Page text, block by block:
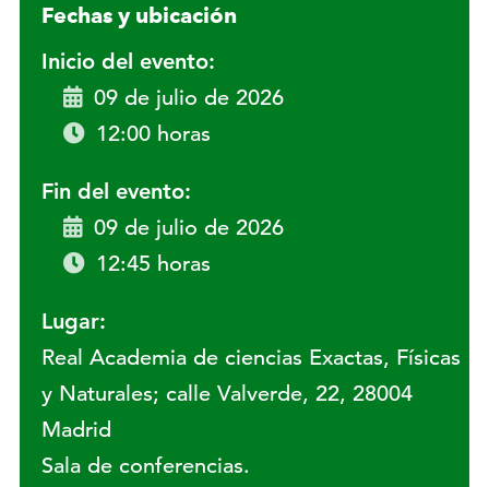
Fechas y ubicación
Inicio del evento:
09 de julio de 2026
12:00 horas
Fin del evento:
09 de julio de 2026
12:45 horas
Lugar:
Real Academia de ciencias Exactas, Físicas
y Naturales; calle Valverde, 22, 28004
Madrid
Sala de conferencias.